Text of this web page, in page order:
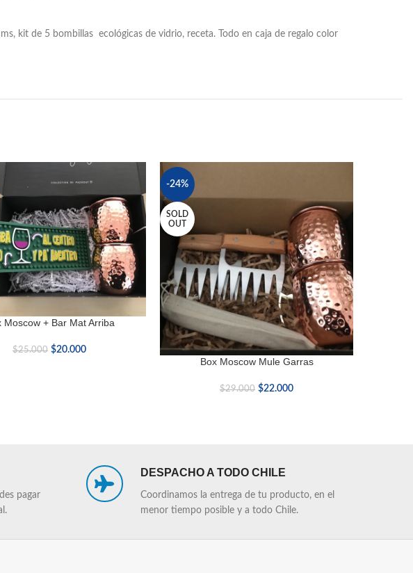
kit de 5 bombillas ecológicas de vidrio, receta. Todo en caja de regalo color
Moscow + Bar Mat Arriba
$25.000 $20.000
-24%
SOLD
OUT
Box Moscow Mule Garras
$29.000 $22.000
pagar
DESPACHO A TODO CHILE
Coordinamos la entrega de tu producto, en el
menor tiempo posible y a todo Chile.